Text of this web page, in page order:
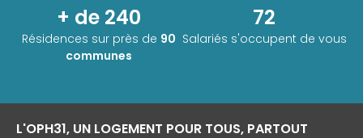
+ de 240
Résidences sur près de 90
communes
72
Salariés s'occupent de vous
L'OPH31, UN LOGEMENT POUR TOUS, PARTOUT